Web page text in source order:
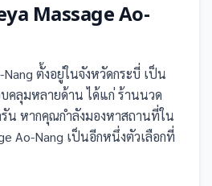
Massage Ao-
Nang ตั้งอยู่ในจังหวัดกระบี่ เป็น
คลุมหลายด้าน ได้แก่ ร้านนวด
น หากคุณกำลังมองหาสถานที่ใน
Ao-Nang เป็นอีกหนึ่งตัวเลือกที่